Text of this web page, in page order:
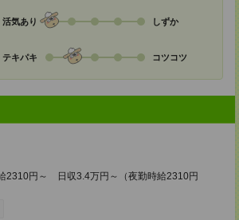
活気あり しずか
テキパキ コツコツ
2310円～ 日収3.4万円～（夜勤時給2310円